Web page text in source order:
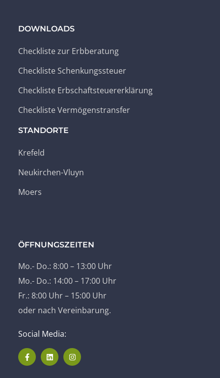
DOWNLOADS
Checkliste zur Erbberatung
Checkliste Schenkungssteuer
Checkliste Erbschaftsteuererklärung
Checkliste Vermögenstransfer
STANDORTE
Krefeld
Neukirchen-Vluyn
Moers
ÖFFNUNGSZEITEN
Mo.- Do.: 8:00 – 13:00 Uhr
Mo.- Do.: 14:00 – 17:00 Uhr
Fr.: 8:00 Uhr – 15:00 Uhr
oder nach Vereinbarung.
Social Media: